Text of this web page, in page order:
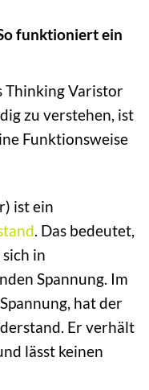
funktioniert ein
Thinking Varistor
zu verstehen, ist
Funktionsweise
ist ein
. Das bedeutet,
in
Spannung. Im
hat der
Er verhält
lässt keinen